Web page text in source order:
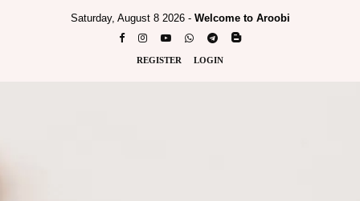
Saturday, August 8 2026 - Welcome to Aroobi
REGISTER LOGIN